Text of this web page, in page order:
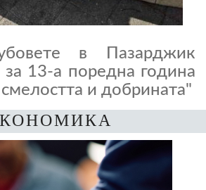
в Пазарджик
за 13-а поредна година
и добрината"